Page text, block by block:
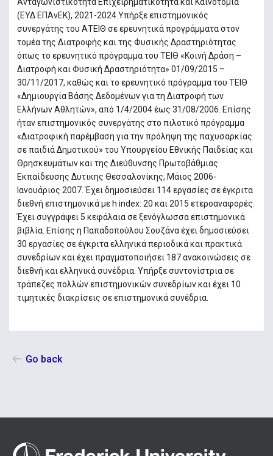
(ΕΥΔ ΕΠΑνΕΚ), 2021-2024.Υπήρξε επιστημονικός
συνεργάτης του ΑΤΕΙΘ σε ερευνητικά προγράμματα στον
τομέα της Διατροφής και της Φυσικής Δραστηριότητας
όπως το ερευνητικό πρόγραμμα του ΤΕΙΘ «Κοινή Δράση –
Διατροφή και Φυσική Δραστηριότητα» 01/09/2015 –
30/11/2017, καθώς και το ερευνητικό πρόγραμμα του ΤΕΙΘ
«Δημιουργία Βάσης Δεδομένων για τη Διατροφή των
Ελλήνων Αθλητών», από 1/4/2004 έως 31/08/2006. Επίσης
ήταν επιστημονικός συνεργάτης στο πιλοτικό πρόγραμμα
«Διατροφική παρέμβαση για την πρόληψη της παχυσαρκίας
σε παιδιά Δημοτικού» του Υπουργείου Εθνικής Παιδείας και
Θρησκευμάτων και της Διεύθυνσης Πρωτοβάθμιας
Εκπαίδευσης Δυτικης Θεσσαλονίκης, Μάιος 2006-
Ιανουάριος 2007. Έχει δημοσιεύσει 114 εργασίες σε έγκριτα
διεθνή επιστημονικά με h index: 20 και 2015 ετεροαναφορές.
Έχει συγγράψει 5 κεφάλαια σε ξενόγλωσσα επιστημονικά
βιβλία. Επίσης η Παπαδοπούλου Σουζάνα έχει δημοσιεύσει
30 εργασίες σε έγκριτα ελληνικά περιοδικά και πρακτικά
συνεδρίων και έχει πραγματοποιήσει 187 ανακοινώσεις σε
διεθνή και ελληνικά συνέδρια. Υπήρξε συντονίστρια σε
τράπεζες πολλών επιστημονικών συνεδρίων και έχει 10
τιμητικές διακρίσεις σε επιστημονικά συνέδρια.
Go back